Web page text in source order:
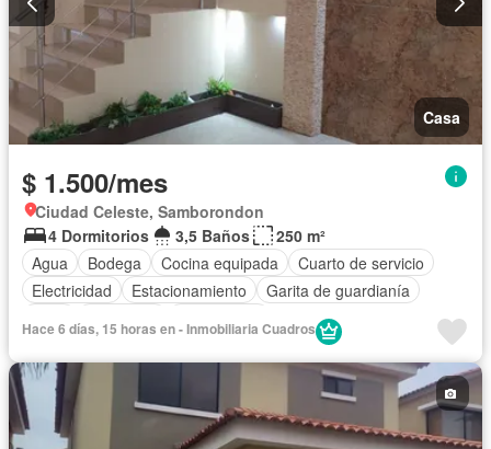
Casa
$ 1.500/mes
Ciudad Celeste, Samborondon
4 Dormitorios
3,5 Baños
250 m²
Agua
Bodega Cocina equipada
Cuarto de servicio
Electricidad
Estacionamiento
Garita de guardianía
Hace 6 días, 15 horas en - Inmobiliaria Cuadros